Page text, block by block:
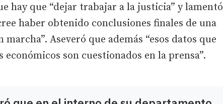
hay que “dejar trabajar a la justicia” y lamentó
haber obtenido conclusiones finales de una
Aseveró que además “esos datos que
son cuestionados en la prensa”.